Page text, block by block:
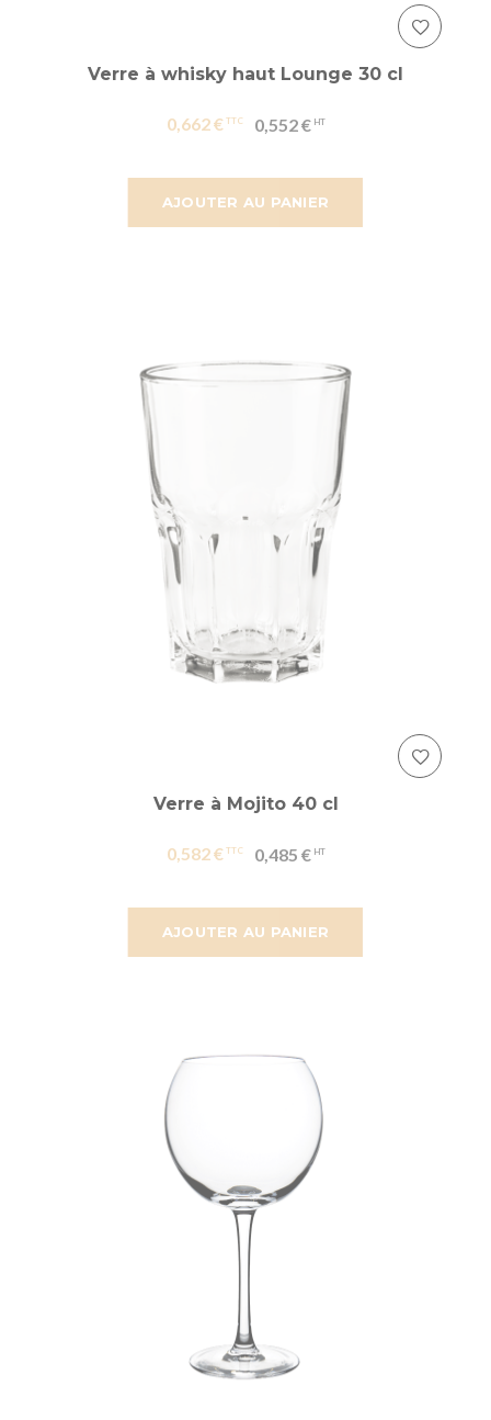
AJOUTER AU PANIER
Verre à whisky haut Lounge 30 cl
0,662 € 0,552 €
AJOUTER AU PANIER
Verre à Mojito 40 cl
0,582 € 0,485 €